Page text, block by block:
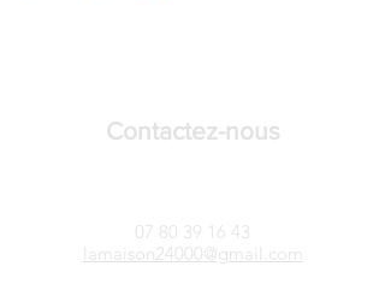
Contactez-nous
07 80 39 16 43
lamaison24000@gmail.com